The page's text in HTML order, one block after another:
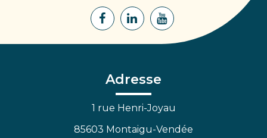
Lien
Facebook
Lien
Lien
Adresse
1 rue Henri-Joyau
85603 Montaigu-Vendée